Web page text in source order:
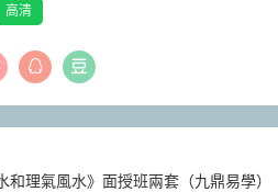
高清
和理氣風水》面授班兩套（九鼎易學）